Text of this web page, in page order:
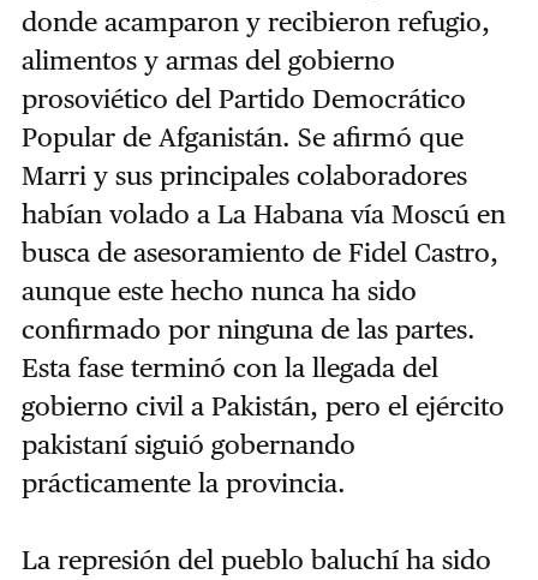
donde acamparon y recibieron refugio,
alimentos y armas del gobierno
prosoviético del Partido Democrático
Popular de Afganistán. Se afirmó que
Marri y sus principales colaboradores
habían volado a La Habana vía Moscú en
busca de asesoramiento de Fidel Castro,
aunque este hecho nunca ha sido
confirmado por ninguna de las partes.
Esta fase terminó con la llegada del
gobierno civil a Pakistán, pero el ejército
pakistaní siguió gobernando
prácticamente la provincia.
La represión del pueblo baluchí ha sido